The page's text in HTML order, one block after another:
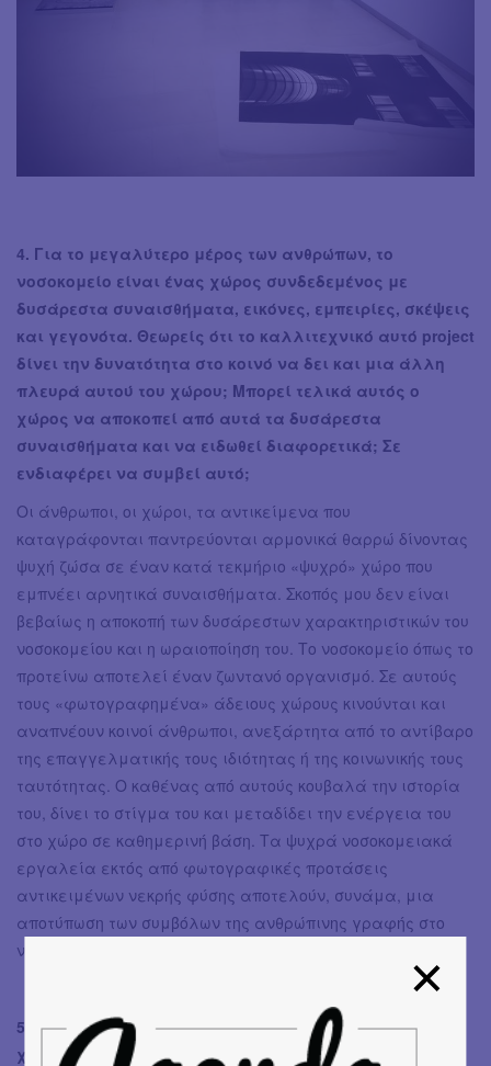
4. Για το μεγαλύτερο μέρος των ανθρώπων, το
νοσοκομείο είναι ένας χώρος συνδεδεμένος με
δυσάρεστα συναισθήματα, εικόνες, εμπειρίες, σκέψεις
και γεγονότα. Θεωρείς ότι το καλλιτεχνικό αυτό project
δίνει την δυνατότητα στο κοινό να δει και μια άλλη
πλευρά αυτού του χώρου; Μπορεί τελικά αυτός ο
χώρος να αποκοπεί από αυτά τα δυσάρεστα
συναισθήματα και να ειδωθεί διαφορετικά; Σε
ενδιαφέρει να συμβεί αυτό;
Οι άνθρωποι, οι χώροι, τα αντικείμενα που
καταγράφονται παντρεύονται αρμονικά θαρρώ δίνοντας
ψυχή ζώσα σε έναν κατά τεκμήριο «ψυχρό» χώρο που
εμπνέει αρνητικά συναισθήματα. Σκοπός μου δεν είναι
βεβαίως η αποκοπή των δυσάρεστων χαρακτηριστικών του
νοσοκομείου και η ωραιοποίηση του. Το νοσοκομείο όπως το
προτείνω αποτελεί έναν ζωντανό οργανισμό. Σε αυτούς
τους «φωτογραφημένα» άδειους χώρους κινούνται και
αναπνέουν κοινοί άνθρωποι, ανεξάρτητα από το αντίβαρο
της επαγγελματικής τους ιδιότητας ή της κοινωνικής τους
ταυτότητας. Ο καθένας από αυτούς κουβαλά την ιστορία
του, δίνει το στίγμα του και μεταδίδει την ενέργεια του
στο χώρο σε καθημερινή βάση. Τα ψυχρά νοσοκομειακά
εργαλεία εκτός από φωτογραφικές προτάσεις
αντικειμένων νεκρής φύσης αποτελούν, συνάμα, μια
αποτύπωση των συμβόλων της ανθρώπινης γραφής στο
νοσοκομειακό χωρο-χρόνο.
5. Το θέμα «HOSPITAL» το δουλεύεις ήδη εδώ και 20
χρόνια. Πώς εξελίσσεται σε όλη αυτή την διάρκεια;